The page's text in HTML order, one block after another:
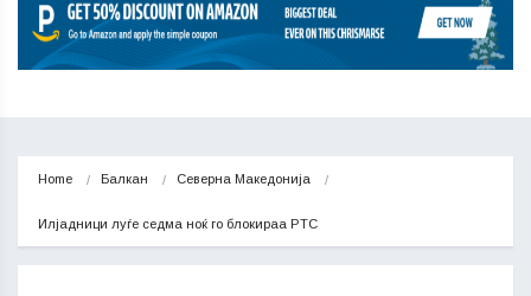
Home Балкан Северна Македонија
Илјадници луѓе седма ноќ го блокираа РТС